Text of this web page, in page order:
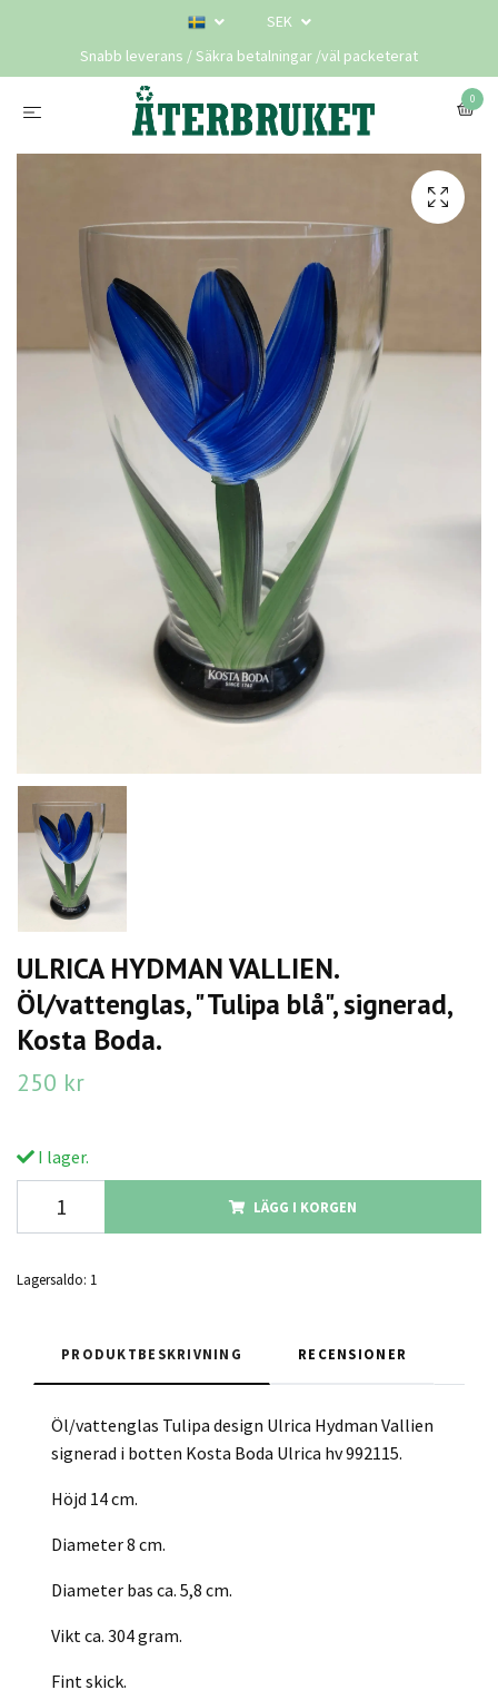
SEK
Snabb leverans / Säkra betalningar /väl packeterat
0
ULRICA HYDMAN VALLIEN.
Öl/vattenglas, "Tulipa blå", signerad,
Kosta Boda.
250 kr
I lager.
LÄGG I KORGEN
Lagersaldo: 1
PRODUKTBESKRIVNING RECENSIONER
Öl/vattenglas Tulipa design Ulrica Hydman Vallien
signerad i botten Kosta Boda Ulrica hv 992115.
Höjd 14 cm.
Diameter 8 cm.
Diameter bas ca. 5,8 cm.
Vikt ca. 304 gram.
Fint skick.